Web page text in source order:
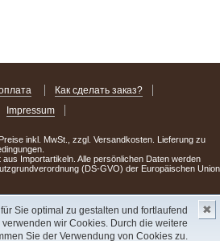
Sie optimal zu gestalten und fortlaufend
wir Cookies. Durch die weitere
Sie der Verwendung von Cookies zu.
✖
Как сделать заказ?
Impressum
inkl. MwSt., zzgl. Versandkosten. Lieferung zu
Importartikeln. Alle persönlichen Daten werden
(DS-GVO) der Europäischen Union
день или два Вы можете стать обладателем
поиска!
Kniga